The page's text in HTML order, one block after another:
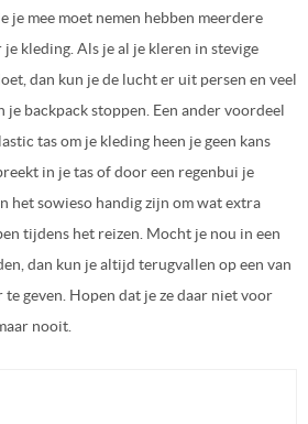
je mee moet nemen hebben meerdere
kleding. Als je al je kleren in stevige
dan kun je de lucht er uit persen en veel
je backpack stoppen. Een ander voordeel
tas om je kleding heen je geen kans
in je tas of door een regenbui je
het sowieso handig zijn om wat extra
tijdens het reizen. Mocht je nou in een
dan kun je altijd terugvallen op een van
geven. Hopen dat je ze daar niet voor
nooit.